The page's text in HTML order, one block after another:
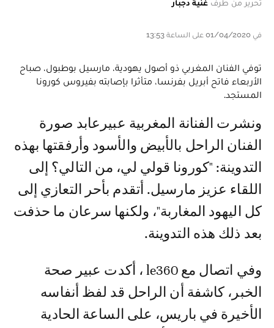
تحرير من طرف غنية دجبار
في 01/04/2020 على الساعة 13:53
توفي الفنان المغربي ذو أصول يهودية، مارسيل بوطبول، صباح
الأربعاء فاتح أبريل بفرنسا، متأثرا بإصابته بفيروس كورونا
المستجد.
ونشرت الفنانة المغربية عبيرعابد صورة
الفنان الراحل بالأبيض والأسود وأرفقتها بهذه
التدوينة: "كورونا قولي لي، من التالي؟ إلى
اللقاء عزيز مارسيل. أتقدم بأحر التعازي إلى
كل اليهود المغاربة"، ولكنها سرعان ما حذفت
بعد ذلك هذه التدوينة.
وفي اتصال مع le360 ، أكدت عبير صحة
الخبر، كاشفة أن الراحل قد لفظ أنفاسه
الأخيرة في باريس، على الساعة الحادية